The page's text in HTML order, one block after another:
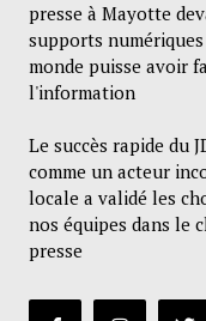
presse à Mayotte
supports
monde puisse avoir
l'information
Le succès rapide du
comme un acteur
locale a validé les
nos équipes dans le
presse